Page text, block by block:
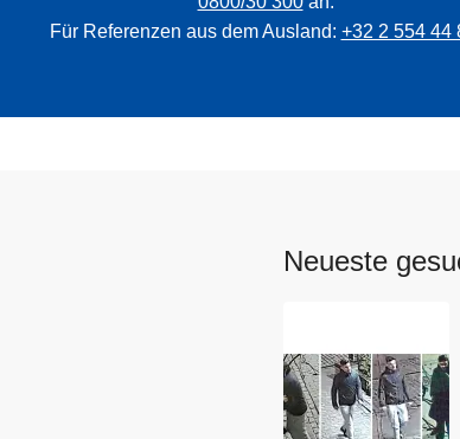
Für Referenzen aus dem Ausland: +32 2 554 44
Neueste